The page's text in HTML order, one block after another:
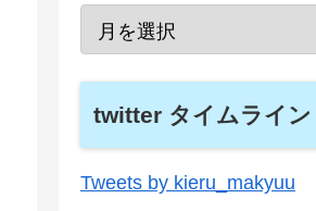
twitter タイムライン
Tweets by kieru_makyuu